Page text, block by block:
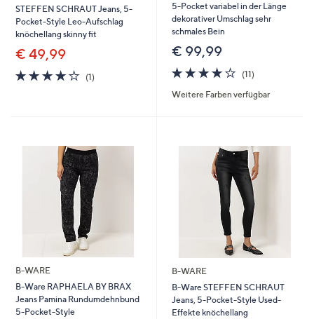
STEFFEN SCHRAUT Jeans, 5-
Pocket-Style Leo-Aufschlag
knöchellang skinny fit
€ 49,99
4.0
von
(1)1
5-Pocket variabel in der Länge
dekorativer Umschlag sehr
schmales Bein
€ 99,99
3.8
von
5
(11)11
Weitere Farben verfügbar
B-WARE
B-Ware RAPHAELA BY BRAX
Jeans Pamina Rundumdehnbund
5-Pocket-Style
B-WARE
B-Ware STEFFEN SCHRAUT
Jeans, 5-Pocket-Style Used-
Effekte knöchellang